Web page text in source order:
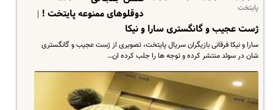
پایتخت
دوقلوهای ممنوعه پایتخت ! |
ژست عجیب و گانگستری سارا و نیکا
سارا و نیکا فرقانی بازیگران سریال پایتخت، تصویری از ژست عجیب و گانگستری
شان در سوئد منتشر کرده و توجه ها را جلب کرده ان…